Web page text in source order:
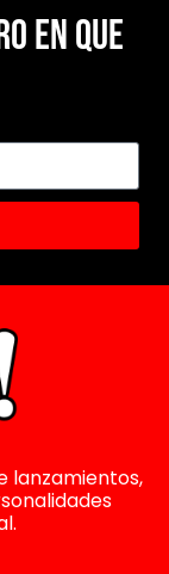
en Que
lanzamientos,